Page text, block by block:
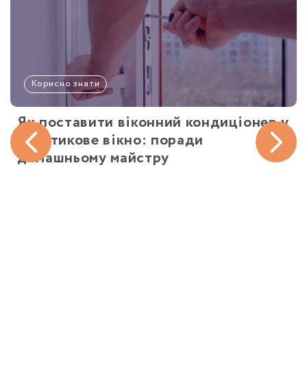
Корисно знати
Як поставити віконний кондиціонер у
пластикове вікно: поради
домашньому майстру